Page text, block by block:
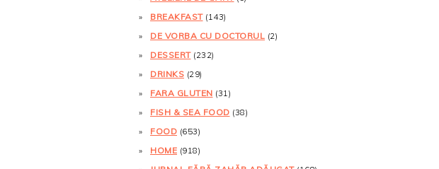
BREAKFAST(143)
DE VORBA CU DOCTORUL (2)
DESSERT(232)
DRINKS (29)
FARA GLUTEN (31)
FISH & SEA FOOD (38)
FOOD (653)
HOME (918)